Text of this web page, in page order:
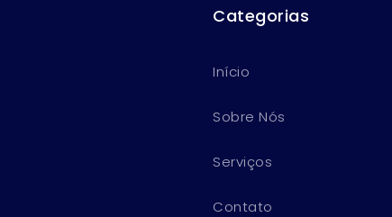
Categorias
Início
Sobre Nós
Serviços
Contato